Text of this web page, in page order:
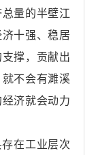
量的半壁江
十强、稳居
撑，贡献出
不会有濉溪
济就会动力
在工业层次